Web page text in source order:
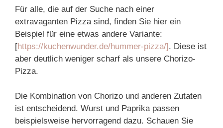
Für alle, die auf der Suche nach einer
extravaganten Pizza sind, finden Sie hier ein
Beispiel für eine etwas andere Variante:
[https://kuchenwunder.de/hummer-pizza/]. Diese ist
aber deutlich weniger scharf als unsere Chorizo-
Pizza.
Die Kombination von Chorizo und anderen Zutaten
ist entscheidend. Wurst und Paprika passen
beispielsweise hervorragend dazu. Schauen Sie